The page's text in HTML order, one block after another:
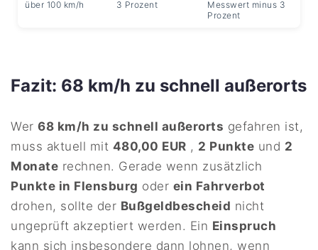
über 100 km/h 3 Prozent
Messwert minus 3
Prozent
Fazit: 68 km/h zu schnell außerorts
Wer68 km/h zu schnell außerorts gefahren ist,
muss aktuell mit 480,00 EUR , 2 Punkte und 2
Monate rechnen. Gerade wenn zusätzlich
Punkte in Flensburg oder ein Fahrverbot
drohen, sollte der Bußgeldbescheid nicht
ungeprüft akzeptiert werden. Ein Einspruch
kann sich insbesondere dann lohnen, wenn